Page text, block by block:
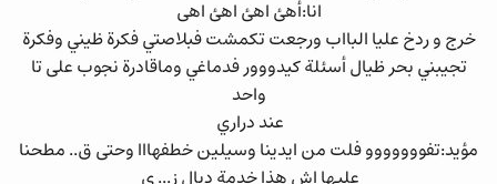
انا:أهئ اهئ اهئ اهى
خرج و ردخ عليا البااب ورجعت تكمشت فبلاصتي فكرة ظيني وفكرة
تجيبني بحر ظيال أسئلة كيدووور فدماغي وماقادرة نجوب على تا
واحد
عند دراري
مؤيد:تفووووووو فلت من ايدينا وسيلين خطفهااا وحتى ق.. مطحنا
عليها اش هذا خدمة ديال ز... ي